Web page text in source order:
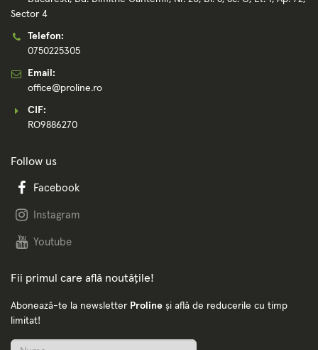
web pop-up HD sau cu infrarosu FHD. Cand camera nu
este utilizata, o simpla apasare va va oferi intimitate pe
masura ce camera dispare. Aceasta caracteristica nu va mai
utilizarea aparatului foto de la programe malware sau
Sector 4
Telefon:
0750225305
Email:
office@proline.ro
CIF:
RO9886270
Follow us
Facebook
Instagram
Youtube
Fii primul care află noutățile!
Abonează-te la newsletter Proline și află de reducerile cu timp
limitat!